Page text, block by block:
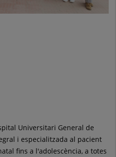
Universitari General de
i especialitzada al pacient
fins a l'adolescència, a totes